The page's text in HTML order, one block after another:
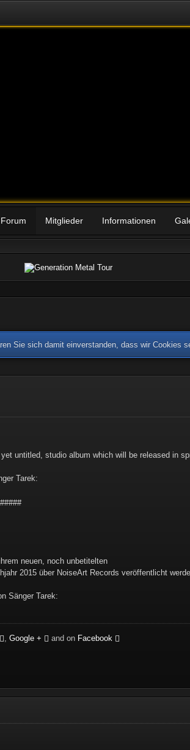
Forum Mitglieder Informationen
Sie sich damit einverstanden, dass wir Cookies
untitled, studio album which will be released in
Tarek:
neuen, noch unbetitelten
2015 über NoiseArt Records veröffentlicht
Sänger Tarek:
,Google + and on Facebook